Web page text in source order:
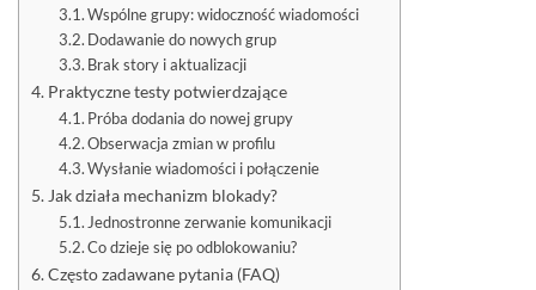
Wspólne grupy: widoczność wiadomości
Dodawanie do nowych grup
Brak story i aktualizacji
Praktyczne testy potwierdzające
Próba dodania do nowej grupy
Obserwacja zmian w profilu
Wysłanie wiadomości i połączenie
Jak działa mechanizm blokady?
Jednostronne zerwanie komunikacji
Co dzieje się po odblokowaniu?
Często zadawane pytania (FAQ)